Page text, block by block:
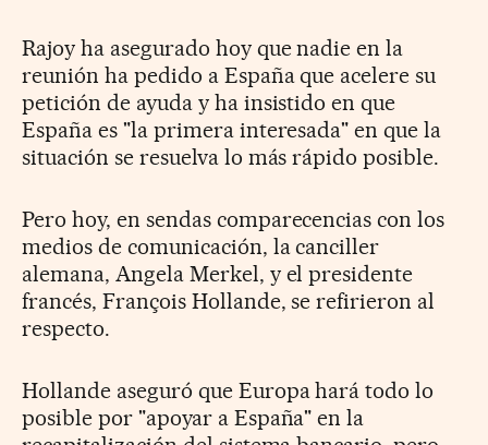
Rajoy ha asegurado hoy que nadie en la
reunión ha pedido a España que acelere su
petición de ayuda y ha insistido en que
España es "la primera interesada" en que la
situación se resuelva lo más rápido posible.
Pero hoy, en sendas comparecencias con los
medios de comunicación, la canciller
alemana, Angela Merkel, y el presidente
francés, François Hollande, se refirieron al
respecto.
Hollande aseguró que Europa hará todo lo
posible por "apoyar a España" en la